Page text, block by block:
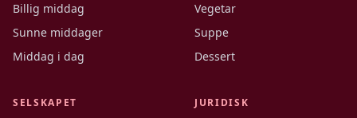
Billig middag
Sunne middager
Middag i dag
Vegetar
Suppe
Dessert
SELSKAPET JURIDISK